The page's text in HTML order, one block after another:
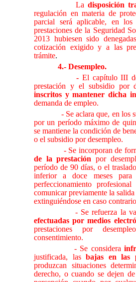
La disposición
regulación en materia de
parcial será aplicable, en
prestaciones de la Seguridad
2013 hubiesen sido
cotización exigido y a las
trámite.
4.- Desempleo.
- El capítulo III
prestación y el subsidio por
inscritos y mantener dicha
demanda de empleo.
- Se aclara que, en los
por un período máximo de
se mantiene la condición de
o el subsidio por desempleo.
- Se incorporan de
de la prestación por
período de 90 días, o el
inferior a doce meses
perfeccionamiento
comunicar previamente la
extinguiéndose en caso
- Se refuerza la
efectuadas por medios
prestaciones por
consentimiento.
- Se considera
justificada, lasbajas en las
produzcan situaciones
derecho, o cuando se dejen